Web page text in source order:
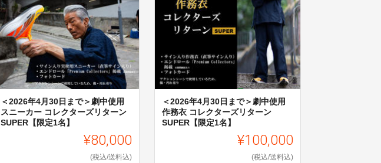
＜2026年4月30日まで＞劇中使用
スニーカー コレクターズリターン
SUPER【限定1名】
¥80,000
(税込/送料込)
＜2026年4月30日まで＞劇中使用
作務衣 コレクターズリターン
SUPER【限定1名】
¥100,000
(税込/送料込)